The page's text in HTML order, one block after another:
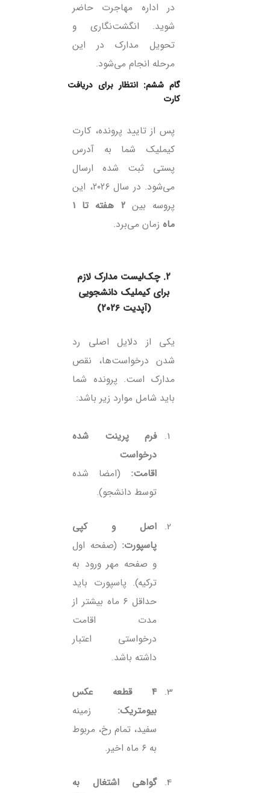
در اداره مهاجرت حاضر
شوید. انگشت‌نگاری و
تحویل مدارک در این
مرحله انجام می‌شود.
گام ششم: انتظار برای دریافت
کارت
پس از تایید پرونده، کارت
کیملیک شما به آدرس
پستی ثبت شده ارسال
می‌شود. در سال ۲۰۲۶، این
پروسه بین
۲ هفته تا ۱
ماهزمان می‌برد.
۲. چک‌لیست مدارک لازم
برای کیملیک دانشجویی
(آپدیت ۲۰۲۶)
یکی از دلایل اصلی رد
شدن درخواست‌ها، نقص
مدارک است. پرونده شما
باید شامل موارد زیر باشد:
فرم پرینت شده
درخواست
اقامت: (امضا شده
توسط دانشجو).
اصل و کپی
پاسپورت: (صفحه اول
و صفحه مهر ورود به
ترکیه). پاسپورت باید
حداقل ۶ ماه بیشتر از
مدت اقامت
درخواستی اعتبار
داشته باشد.
۴ قطعه عکس
بیومتریک: زمینه
سفید، تمام رخ، مربوط
به ۶ ماه اخیر.
گواهی اشتغال به